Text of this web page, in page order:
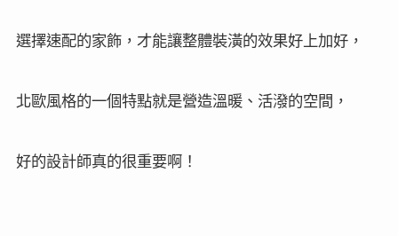
選擇速配的家飾，才能讓整體裝潢的效果好上加好，
北歐風格的一個特點就是營造溫暖、活潑的空間，
好的設計師真的很重要啊！